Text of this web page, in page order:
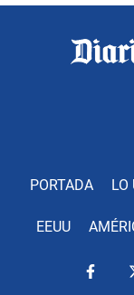
PORTADA LO
EEUU